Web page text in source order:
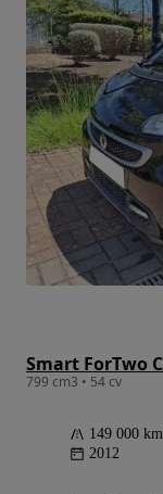
799 cm3 • 54 cv
149 000 km
2012